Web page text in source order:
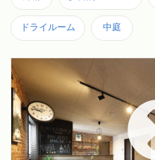
ドライルーム 中庭